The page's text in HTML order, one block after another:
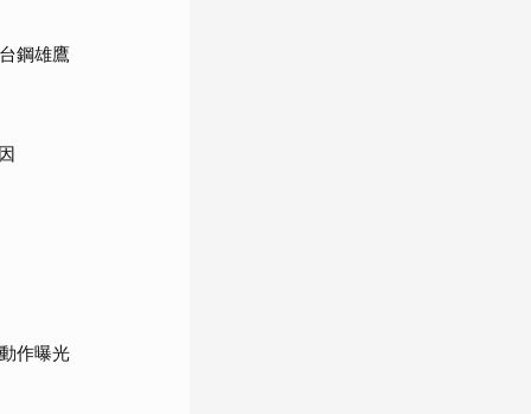
鋼雄鷹
作曝光